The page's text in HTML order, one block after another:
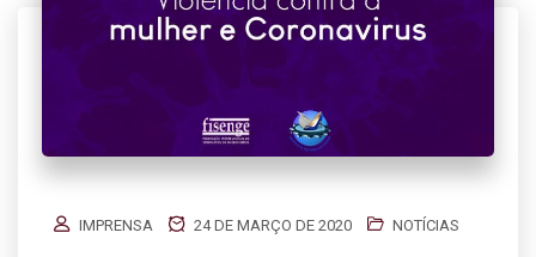
IMPRENSA 24 DE MARÇO DE 2020 NOTÍCIAS